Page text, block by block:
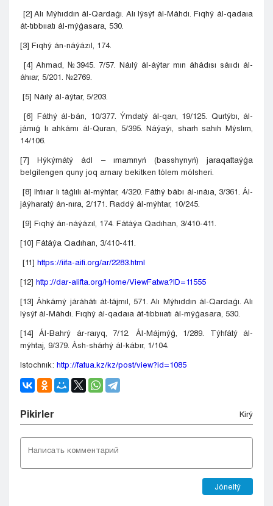
[2] Alı Mýhıddın ál-Qardaǵı. Alı Iýsýf ál-Máhdı. Fıqhý ál-qadaıa
át-tıbbııatı ál-mýǵasara, 530.
[3] Fıqhý án-náýázıl, 174.
[4] Ahmad, №3945. 7/57. Náılý ál-áýtar mın áhádısı sáııdı ál-
áhıar, 5/201. №2769.
[5] Náılý ál-áýtar, 5/203.
[6] Fáthý ál-bárı, 10/377. Ýmdatý ál-qarı, 19/125. Qurtýbı, ál-
jámıǵ lı ahkámı ál-Quran, 5/395. Náýaýı, sharh sahıh Mýslım,
14/106.
[7] Hýkýmátý ádl – ımamnyń (basshynyń) jaraqattaýǵa
belgilengen quny joq arnaıy bekitken tólem mólsheri.
[8] Ihtııar lı táǵlılı ál-mýhtar, 4/320. Fáthý bábı ál-ınáıa, 3/361. Ál-
jáýharatý án-nıra, 2/171. Raddý ál-mýhtar, 10/245.
[9] Fıqhý án-náýázıl, 174. Fátáýa Qadıhan, 3/410-411.
[10] Fátáýa Qadıhan, 3/410-411.
[11] https://iifa-aifi.org/ar/2283.html
[12] http://dar-alifta.org/Home/ViewFatwa?ID=11555
[13] Áhkámý járáhátı át-tájmıl, 571. Alı Mýhıddın ál-Qardaǵı. Alı
Iýsýf ál-Máhdı. Fıqhý ál-qadaıa át-tıbbııatı ál-mýǵasara, 530.
[14] Ál-Bahrý ár-raıyq, 7/12. Ál-Májmýǵ, 1/289. Týhfátý ál-
mýhtaj, 9/379. Ásh-shárhý ál-kábır, 1/104.
Istochnık: http://fatua.kz/kz/post/view?id=1085
Pіkіrler Kіrý
Jóneltý